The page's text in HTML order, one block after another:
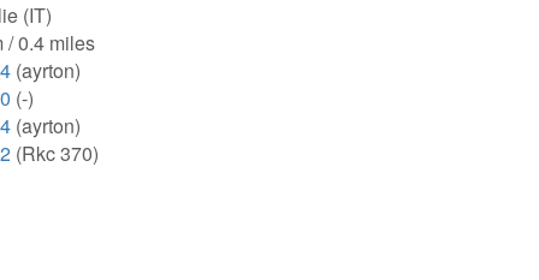
(IT)
/ 0.4 miles
(ayrton)
(-)
(ayrton)
(Rkc 370)